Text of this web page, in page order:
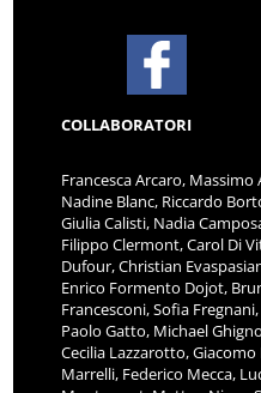
COLLABORATORI
Francesca Arcaro,
Nadine Blanc, Riccardo
Giulia Calisti, Nadia
Filippo Clermont, Carol Di
Dufour, Christian
Enrico Formento Dojot,
Francesconi, Sofia
Paolo Gatto, Michael
Cecilia Lazzarotto,
Marrelli, Federico Mecca,